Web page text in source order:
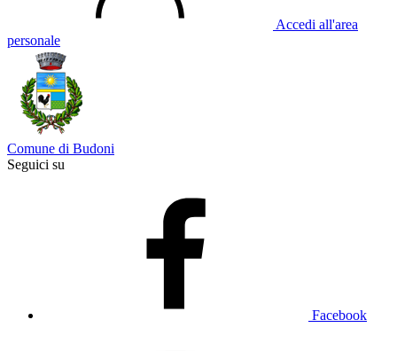
Accedi all'area
personale
Comune di Budoni
Seguici su
Facebook